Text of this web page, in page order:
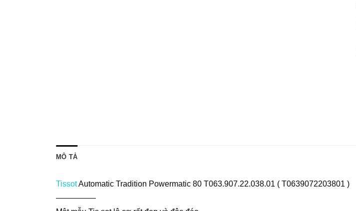
MÔ TẢ
TissotAutomatic Tradition Powermatic 80 T063.907.22.038.01 ( T0639072203801 )
—————